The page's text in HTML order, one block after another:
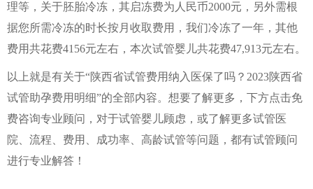
理等，关于胚胎冷冻，其启冻费为人民币2000元，另外需根
据您所需冷冻的时长按月收取费用，我们冷冻了一年，其他
费用共花费4156元左右，本次试管婴儿共花费47,913元左右。
以上就是有关于“陕西省试管费用纳入医保了吗？2023陕西省
试管助孕费用明细”的全部内容。想要了解更多，下方点击免
费咨询专业顾问，对于试管婴儿顾虑，或了解更多试管医
院、流程、费用、成功率、高龄试管等问题，都有试管顾问
进行专业解答！